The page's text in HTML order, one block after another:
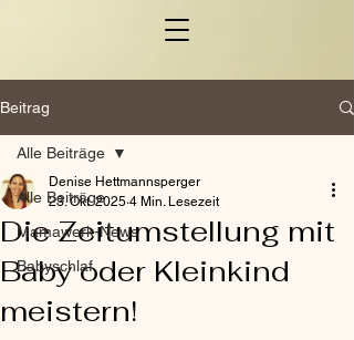
Beitrag
Alle Beiträge
Mamawerk-News
Babyschlaf
Alle Beiträge
Die Zeitumstellung mit
Baby oder Kleinkind
meistern!
Denise Hettmannsperger
23. Okt. 2025 4 Min. Lesezeit